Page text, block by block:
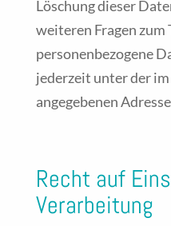
Löschung dieser
weiteren Fragen zum
personenbezogene
jederzeit unter der
angegebenen
Recht auf
Verarbeitung